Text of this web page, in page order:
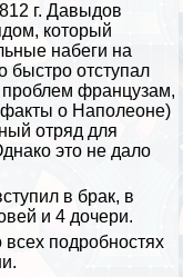
г. Давыдов
который
набеги на
быстро отступал
проблем французам,
о Наполеоне)
отряд для
это не дало
в бpaк, в
и 4 дочери.
подробностях